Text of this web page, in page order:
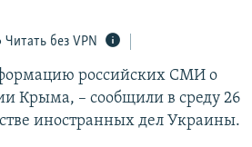
11 ИСТОРИЙ СОПРОТИВЛЕНИЯ
Читать без VPN
российских СМИ о
Крыма, – сообщили в среду 26
иностранных дел Украины.